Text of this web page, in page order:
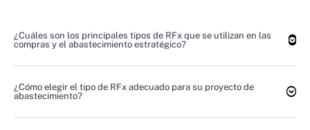
¿Cuáles son los principales tipos de RFx que se utilizan en las
compras y el abastecimiento estratégico?
¿Cómo elegir el tipo de RFx adecuado para su proyecto de
abastecimiento?